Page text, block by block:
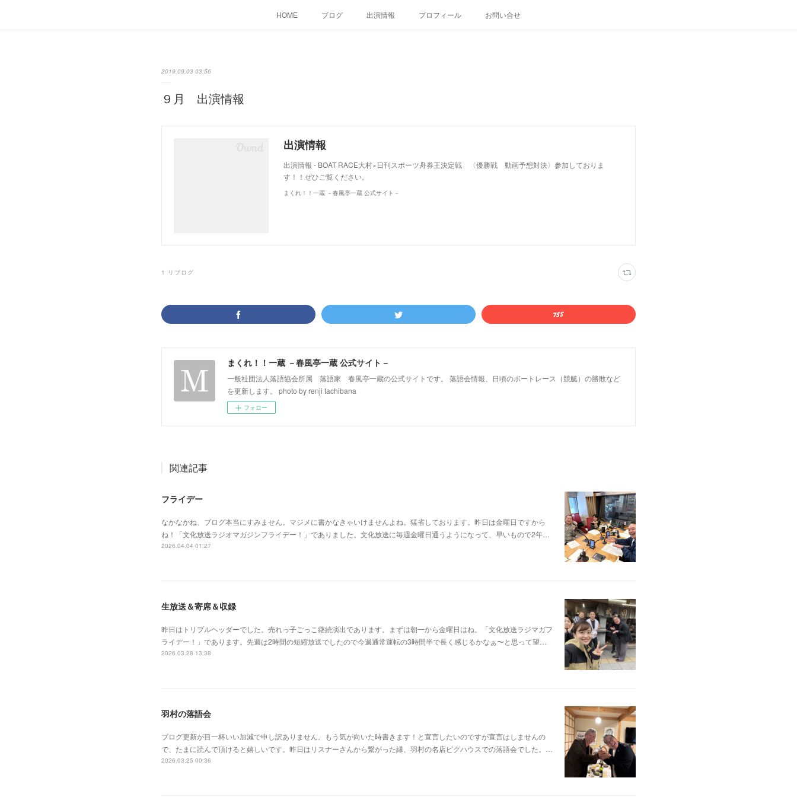
HOME ブログ 出演情報 プロフィール お問い合せ
2019.09.03 03:56
９月 出演情報
出演情報
出演情報 - BOAT RACE大村×日刊スポーツ舟券王決定戦 〈優勝戦 動画予想対決〉参加しておりま
す！！ぜひご覧ください。
まくれ！！一蔵 －春風亭一蔵 公式サイト－
1 リブログ
まくれ！！一蔵 －春風亭一蔵 公式サイト－
一般社団法人落語協会所属 落語家 春風亭一蔵の公式サイトです。 落語会情報、日頃のボートレース（競艇）の勝敗など
を更新します。 photo by renji tachibana
フォロー
関連記事
フライデー
なかなかね、ブログ本当にすみません。マジメに書かなきゃいけませんよね。猛省しております。昨日は金曜日ですから
ね！「文化放送ラジオマガジンフライデー！」でありました。文化放送に毎週金曜日通うようになって、早いもので2年…
2026.04.04 01:27
生放送＆寄席＆収録
昨日はトリプルヘッダーでした。売れっ子ごっこ継続演出であります。まずは朝一から金曜日はね。「文化放送ラジマガフ
ライデー！」であります。先週は2時間の短縮放送でしたので今週通常運転の3時間半で長く感じるかなぁ〜と思って望…
2026.03.28 13:38
羽村の落語会
ブログ更新が目一杯いい加減で申し訳ありません。もう気が向いた時書きます！と宣言したいのですが宣言はしませんの
で、たまに読んで頂けると嬉しいです。昨日はリスナーさんから繋がった縁、羽村の名店ピグハウスでの落語会でした。…
2026.03.25 00:36